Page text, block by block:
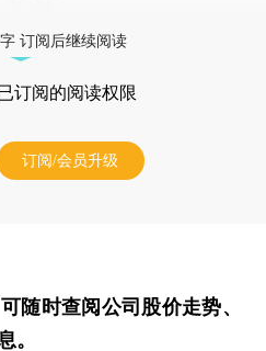
订阅后继续阅读
订阅的阅读权限
订阅/会员升级
可随时查阅公司股价走势、
。